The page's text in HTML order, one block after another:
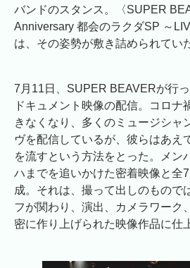
バンドのスタンス。〈SUPER
Anniversary 都会のラクダSP ～
は、その姿勢が敷き詰められてい
7月11日、SUPER BEAVERが行
ドキュメント映像の配信。コロナ
きなくなり、多くのミュージシャ
ヴを配信しているが、彼らはあえ
を流すという方法をとった。メン
ハまでを追いかけた密着映像と全
成。それは、撮って出しのもので
フが関わり、演出、カメラワーク
密に作り上げられた映像作品に仕